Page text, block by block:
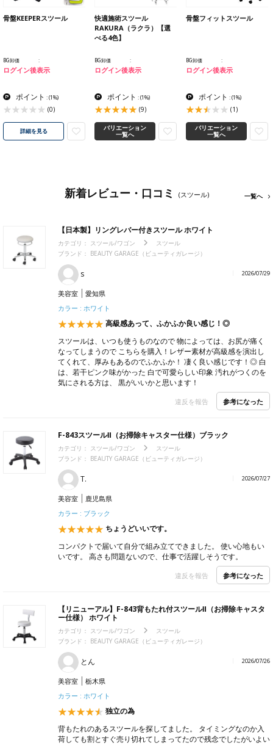
骨盤KEEPERスツール
BG卸価
ログイン後表示
ポイント :(1%)
(0)
詳細を見る
快適施術スツール
RAKURA（ラクラ）【選
べる4色】
BG卸価
ログイン後表示
ポイント :(1%)
(9)
バリエーション
一覧へ
骨盤フィットスツール
BG卸価
ログイン後表示
ポイント :(1%)
(1)
バリエーション
一覧へ
新着レビュー・口コミ (スツール) 一覧へ
【日本製】リングレバー付きスツール ホワイト
カテゴリ： スツール/ワゴン
スツール
ブランド： BEAUTY GARAGE（ビューティガレージ）
s 2026/07/29
美容室
愛知県
カラー : ホワイト
高級感あって、ふかふか良い感じ！◎
スツールは、いつも使うものなので 物によっては、お尻が痛く
なってしまうので こちらを購入！レザー素材が高級感を演出し
てくれて、厚みもあるのでふかふか！ 凄く良い感じです！◎ 白
は、若干ピンク味がかった 白で可愛らしい印象 汚れがつくのを
気にされる方は、 黒がいいかと思います！
違反を報告 参考になった
F-843スツールⅡ（お掃除キャスター仕様）ブラック
カテゴリ： スツール/ワゴン
スツール
ブランド： BEAUTY GARAGE（ビューティガレージ）
T. 2026/07/27
美容室
鹿児島県
カラー : ブラック
ちょうどいいです。
コンパクトで届いて自分で組み立てできました。 使い心地もい
いです。 高さも問題ないので、仕事で活躍しそうです。
違反を報告 参考になった
【リニューアル】F-843背もたれ付スツールⅡ（お掃除キャスタ
ー仕様） ホワイト
カテゴリ： スツール/ワゴン
スツール
ブランド： BEAUTY GARAGE（ビューティガレージ）
とん 2026/07/26
美容室
栃木県
カラー : ホワイト
独立の為
背もたれのあるスツールを探してました。 タイミングなのか入
荷しても割とすぐ売り切れてしまってたので残念でしたがいよい